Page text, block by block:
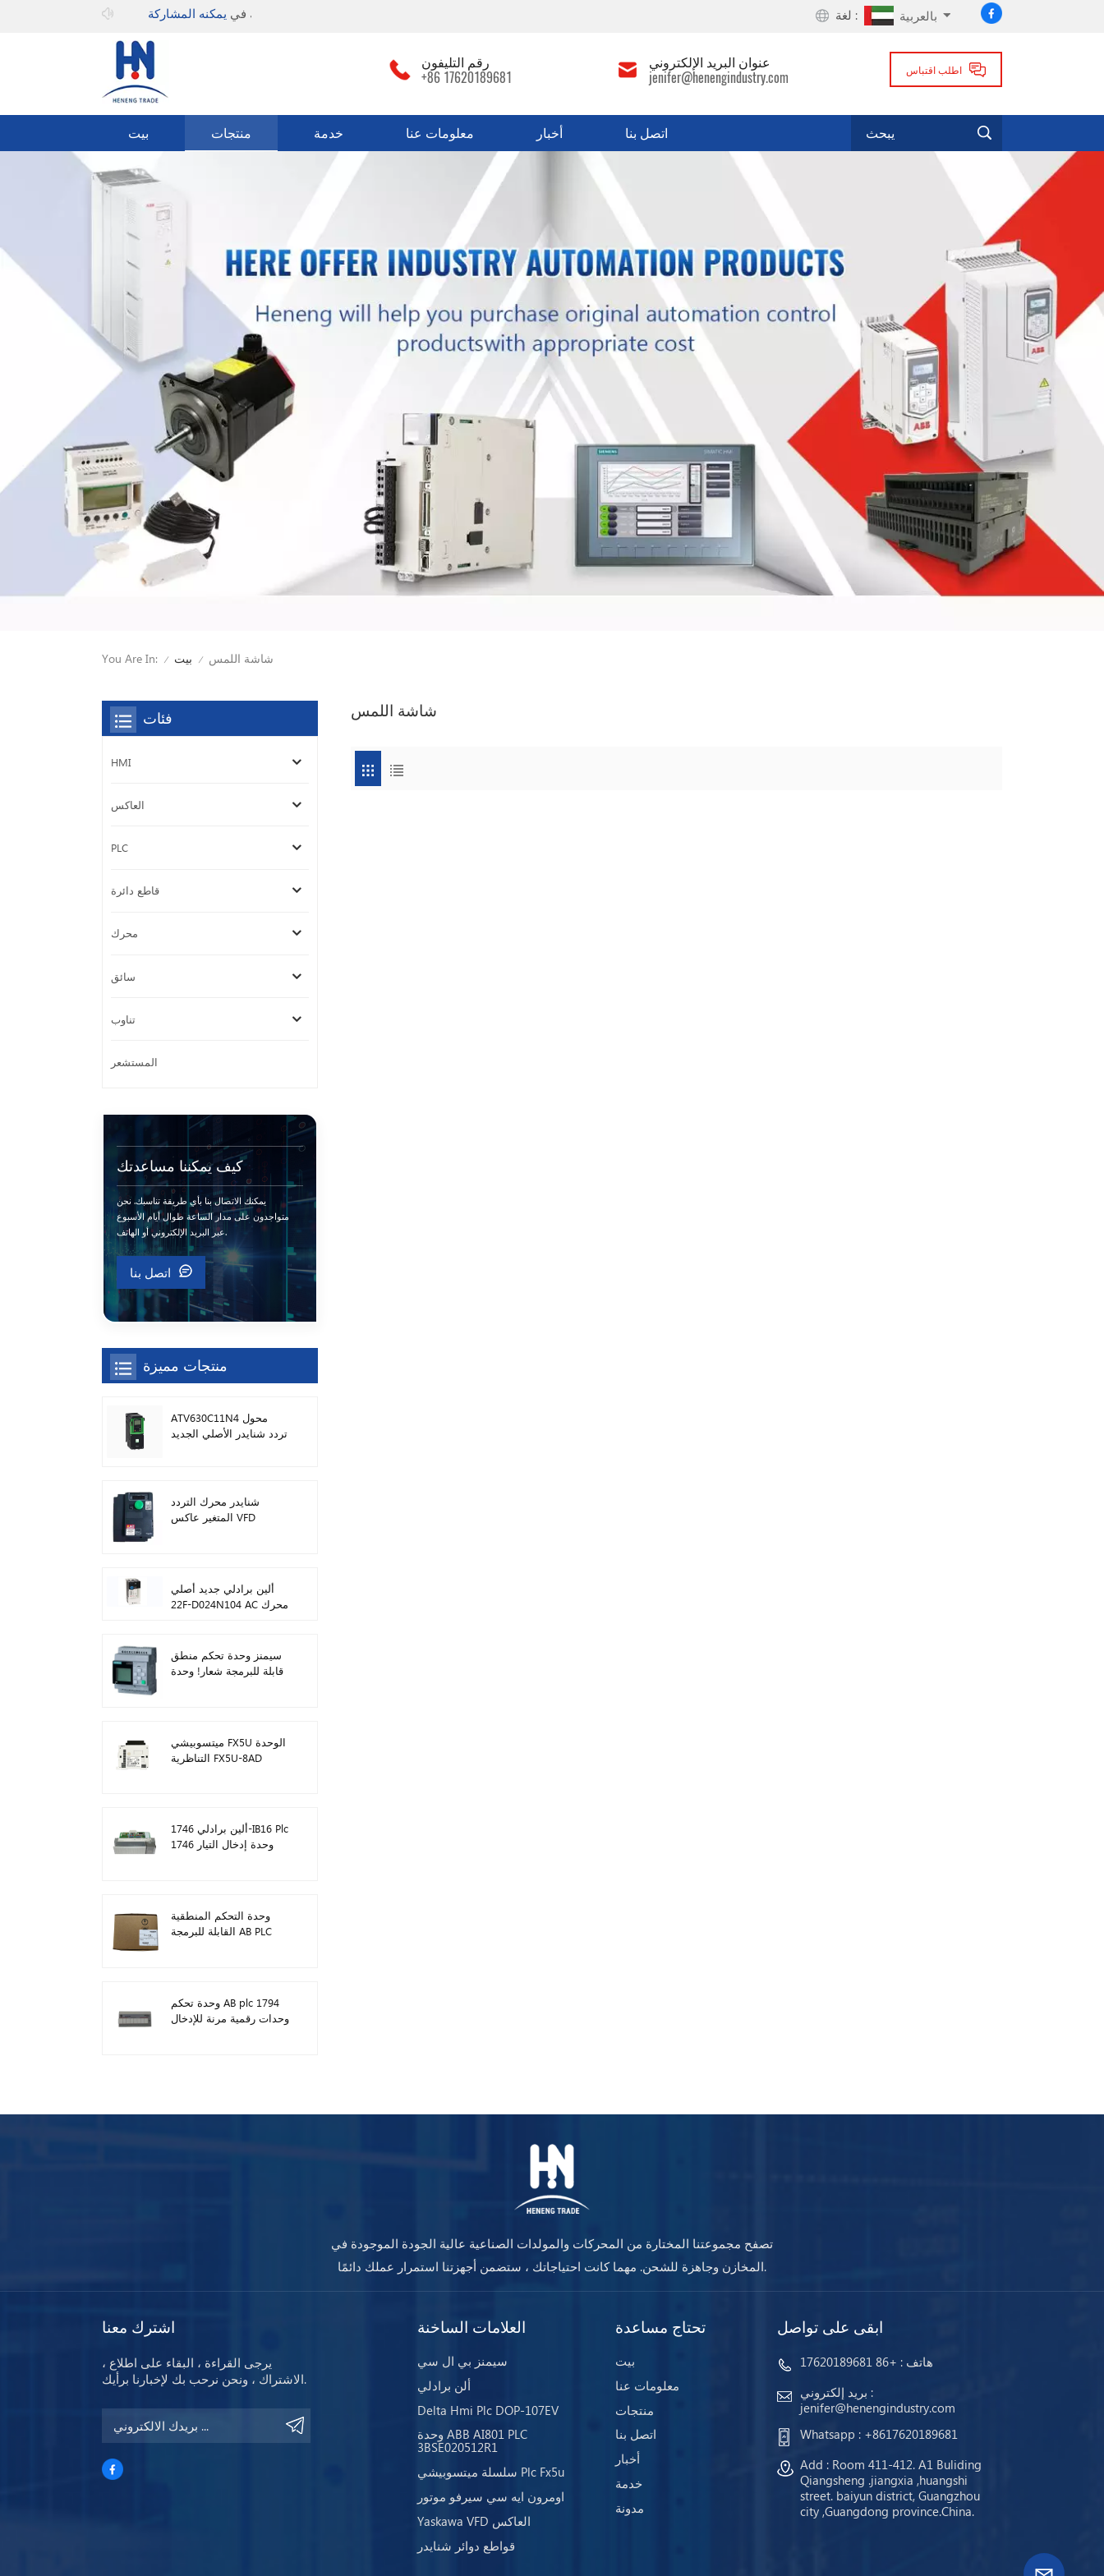
مرحبا بك فييمكنه المشاركة لغة : بالعربية
اطلب اقتباس
رقم التليفون
+86 17620189681
عنوان البريد الإلكتروني
jenifer@henengindustry.com
بيت منتجات خدمة معلومات عنا أخبار اتصل بنا
You Are In: / بيت / شاشة اللمس
شاشة اللمس فئات
HMI
العاكس
PLC
قاطع دائرة
محرك
سائق
تناوب
المستشعر
كيف يمكننا مساعدتك
يمكنك الاتصال بنا بأي طريقة تناسبك. نحن
متواجدون على مدار الساعة طوال أيام الأسبوع
عبر البريد الإلكتروني أو الهاتف.
اتصل بنا
منتجات مميزة
ATV630C11N4 محول
تردد شنايدر الأصلي الجديد
شنايدر محرك التردد
المتغير عاكس VFD
ألين برادلي جديد أصلي
22F-D024N104 AC محرك
سيمنز وحدة تحكم منطق
قابلة للبرمجة شعار! وحدة
ميتسوبيشي FX5U الوحدة
التناظرية FX5U-8AD
ألين برادلي 1746-IB16 Plc
1746 وحدة إدخال التيار
وحدة التحكم المنطقية
القابلة للبرمجة AB PLC
وحدة تحكم AB plc 1794
وحدات رقمية مرنة للإدخال
تصفح مجموعتنا المختارة من المحركات والمولدات الصناعية عالية الجودة الموجودة في
المخازن وجاهزة للشحن. مهما كانت احتياجاتك ، ستضمن أجهزتنا استمرار عملك دائمًا.
اشترك معنا
يرجى القراءة ، البقاء على اطلاع ،
الاشتراك ، ونحن نرحب بك لإخبارنا برأيك.
العلامات الساخنة
سيمنز بي ال سي
ألن برادلي
Delta Hmi Plc DOP-107EV
وحدة ABB AI801 PLC
3BSE020512R1
سلسلة ميتسوبيشي Plc Fx5u
اومرون ايه سي سيرفو موتور
Yaskawa VFD العاكس
قواطع دوائر شنايدر
تحتاج مساعدة
بيت
معلومات عنا
منتجات
اتصل بنا
أخبار
خدمة
مدونة
ابقى على تواصل
هاتف : +86 17620189681
بريد إلكتروني :
jenifer@henengindustry.com
Whatsapp : +8617620189681
Add : Room 411-412. A1 Buliding
Qiangsheng .jiangxia ,huangshi
street. baiyun district, Guangzhou
city ,Guangdong province.China.